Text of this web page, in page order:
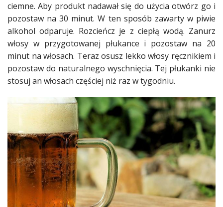
ciemne. Aby produkt nadawał się do użycia otwórz go i
pozostaw na 30 minut. W ten sposób zawarty w piwie
alkohol odparuje. Rozcieńcz je z ciepłą wodą. Zanurz
włosy w przygotowanej płukance i pozostaw na 20
minut na włosach. Teraz osusz lekko włosy ręcznikiem i
pozostaw do naturalnego wyschnięcia. Tej płukanki nie
stosuj an włosach częściej niż raz w tygodniu.